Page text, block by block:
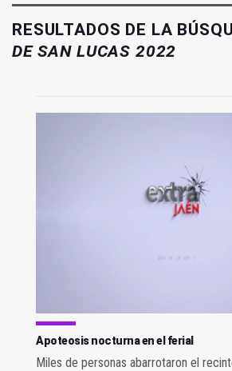
RESULTADOS DE LA
DE SAN LUCAS 2022
Apoteosis nocturna en el ferial
Miles de personas abarrotaron el